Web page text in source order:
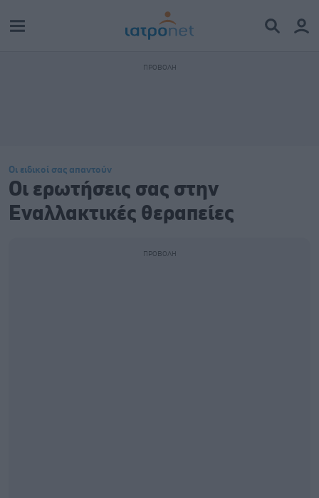
Οι ειδικοί σας απαντούν
Οι ερωτήσεις σας στην
Εναλλακτικές θεραπείες